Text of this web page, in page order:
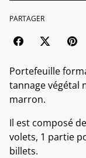
PARTAGER
Portefeuille
tannage végétal
marron.
Il est composé
volets, 1 partie
billets.